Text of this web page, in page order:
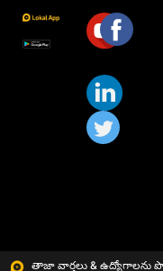
తాజా వార్తలు & ఉద్యోగాలను